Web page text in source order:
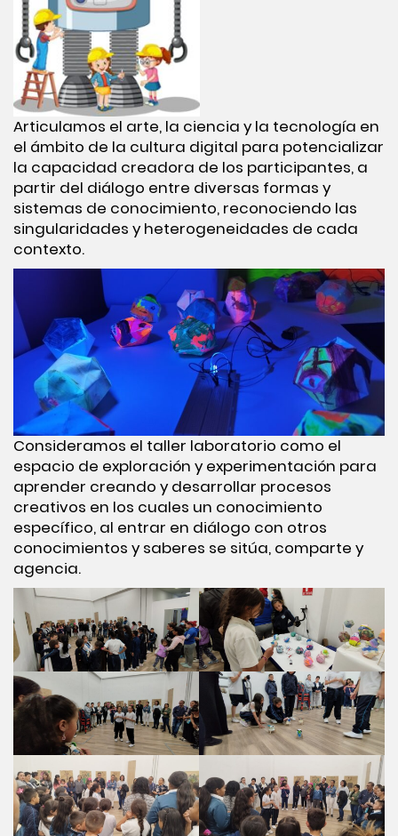
Articulamos el arte, la ciencia y la tecnología en
el ámbito de la cultura digital para potencializar
la capacidad creadora de los participantes, a
partir del diálogo entre diversas formas y
sistemas de conocimiento, reconociendo las
singularidades y heterogeneidades de cada
contexto.
Consideramos el taller laboratorio como el
espacio de exploración y experimentación para
aprender creando y desarrollar procesos
creativos en los cuales un conocimiento
específico, al entrar en diálogo con otros
conocimientos y saberes se sitúa, comparte y
agencia.